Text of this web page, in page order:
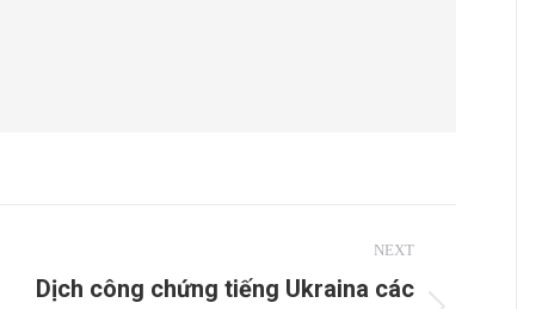
NEXT
Dịch công chứng tiếng Ukraina các